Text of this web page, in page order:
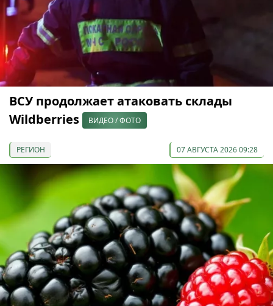
ВСУ продолжает атаковать склады
Wildberries
ВИДЕО / ФОТО
РЕГИОН 07 АВГУСТА 2026 09:28